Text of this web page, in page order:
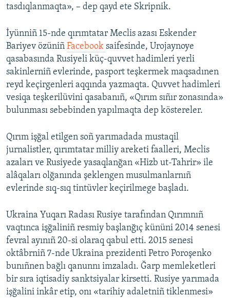
tasdıqlanmaqta», – dep qayd ete Skripnik.
İyünniñ 15-nde qırımtatar Meclis azası Eskender
Bariyev özüniñ Facebook saifesinde, Urojaynoye
qasabasında Rusiyeli küç-quvvet hadimleri yerli
sakinlerniñ evlerinde, pasport teşkermek maqsadınen
reyd keçirgenleri aqqında yazmaqta. Quvvet hadimleri
vesiqa teşkerilüvini qasabanıñ, «Qırım sıñır zonasında»
bulunması sebebinden yapılmaqta dep köstereler.
Qırım işğal etilgen soñ yarımadada mustaqil
jurnalistler, qırımtatar milliy areketi faalleri, Meclis
azaları ve Rusiyede yasaqlanğan «Hizb ut-Tahrir» ile
alâqaları olğanında şeklengen musulmanlarnıñ
evlerinde sıq-sıq tintüvler keçirilmege başladı.
Ukraina Yuqarı Radası Rusiye tarafından Qırımnıñ
vaqtınca işğaliniñ resmiy başlanğıç kününi 2014 senesi
fevral ayınıñ 20-si olaraq qabul etti. 2015 senesi
oktâbrniñ 7-nde Ukraina prezidenti Petro Poroşenko
bunıñnen bağlı qanunnı imzaladı. Ğarp memleketleri
bir sıra iqtisadiy sanktsiyalar kirsetti. Rusiye yarımada
işğalini inkâr etip, onı «tarihiy adaletniñ tiklenmesi»